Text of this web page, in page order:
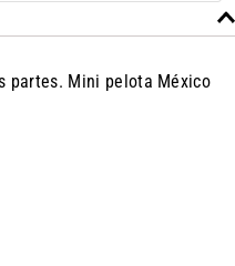
partes. Mini pelota México